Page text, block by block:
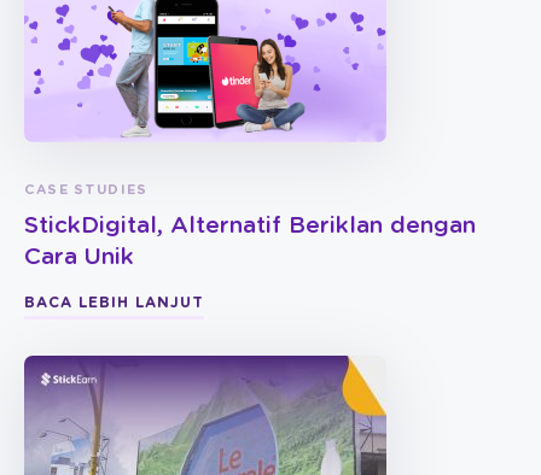
CASE STUDIES
StickDigital, Alternatif Beriklan dengan
Cara Unik
BACA LEBIH LANJUT